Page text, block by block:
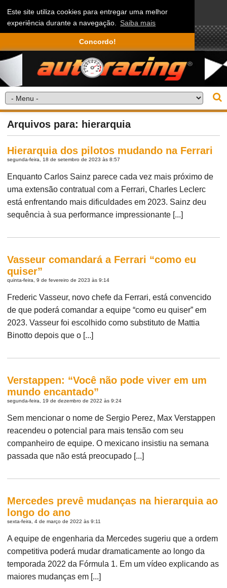
Este site utiliza cookies para entregar uma melhor
experiência durante a navegação. Saiba mais
Concordo!
Arquivos para: hierarquia
Hierarquia dos pilotos mudando na Ferrari
segunda-feira, 18 de setembro de 2023 às 8:57
Enquanto Carlos Sainz parece cada vez mais próximo de
uma extensão contratual com a Ferrari, Charles Leclerc
está enfrentando mais dificuldades em 2023. Sainz deu
sequência à sua performance impressionante [...]
Vasseur comandará a Ferrari “como eu
quiser”
quinta-feira, 9 de fevereiro de 2023 às 9:14
Frederic Vasseur, novo chefe da Ferrari, está convencido
de que poderá comandar a equipe “como eu quiser” em
2023. Vasseur foi escolhido como substituto de Mattia
Binotto depois que o [...]
Verstappen: “Você não pode viver em um
mundo encantado”
segunda-feira, 19 de dezembro de 2022 às 9:24
Sem mencionar o nome de Sergio Perez, Max Verstappen
reacendeu o potencial para mais tensão com seu
companheiro de equipe. O mexicano insistiu na semana
passada que não está preocupado [...]
Mercedes prevê mudanças na hierarquia ao
longo do ano
sexta-feira, 4 de março de 2022 às 9:11
A equipe de engenharia da Mercedes sugeriu que a ordem
competitiva poderá mudar dramaticamente ao longo da
temporada 2022 da Fórmula 1. Em um vídeo explicando as
maiores mudanças em [...]